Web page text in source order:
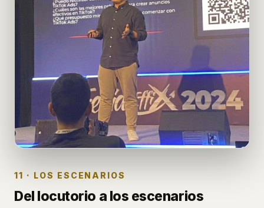
11 · LOS ESCENARIOS
Del locutorio a los escenarios